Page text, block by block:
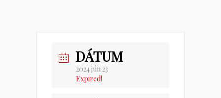
DÁTUM
2024 jún 23
Expired!